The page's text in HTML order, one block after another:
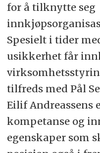
for å tilknytte seg
Spesielt i tider
usikkerhet får
tilfreds med Pål
Eilif Andreassens
kompetanse og
egenskaper som